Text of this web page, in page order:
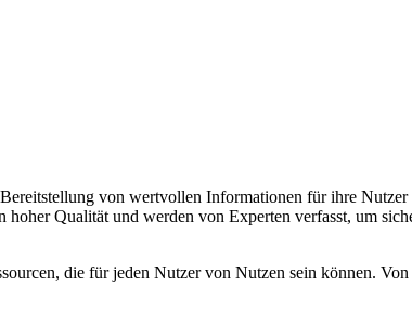
von wertvollen Informationen für ihre
Qualität und werden von Experten verfasst, um
die für jeden Nutzer von Nutzen sein können.